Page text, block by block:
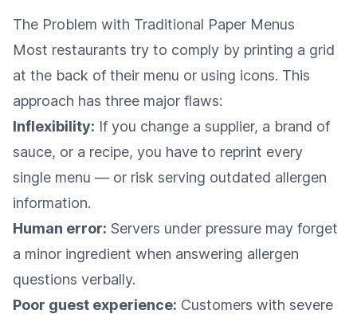
The Problem with Traditional Paper Menus
Most restaurants try to comply by printing a grid
at the back of their menu or using icons. This
approach has three major flaws:
Inflexibility: If you change a supplier, a brand of
sauce, or a recipe, you have to reprint every
single menu — or risk serving outdated allergen
information.
Human error: Servers under pressure may forget
a minor ingredient when answering allergen
questions verbally.
Poor guest experience: Customers with severe